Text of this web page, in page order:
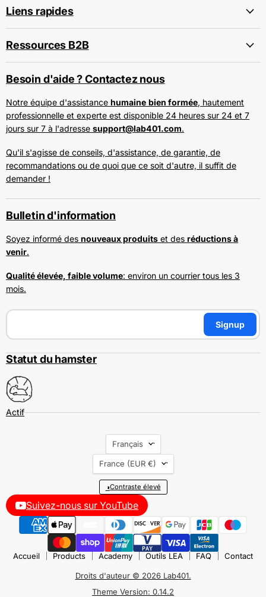
Liens rapides
Ressources B2B
Besoin d'aide ? Contactez nous
Notre équipe d'assistance humaine bien formée, hautement
professionnelle et experte est disponible 24 heures sur 24 et 7
jours sur 7 à l'adresse support@lab401.com.
Qu'il s'agisse de conseils, d'assistance, de garantie, de
recommandations ou de quoi que ce soit d'autre, il suffit de
demander !
Bulletin d'information
Soyez informé des nouveaux produits et des réductions à
venir.
Qualité élevée, faible volume: environ un courrier tous les 3
mois.
Signup
Statut du hamster
Suivez-nous sur YouTube
Langue
Français
Pays
France (EUR €)
◑Contraste élevé
Accueil Products Academy Outils LEA FAQ Contact
Droits d'auteur © 2026 Lab401.
Theme Version: 0.14.2